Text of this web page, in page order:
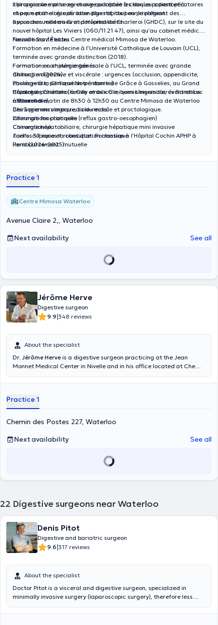
chirurgicale moins agressive qui réduit les douleurs postopératoires
et permet une récupération plus rapide pour le patient.
Il propose une prise en charge adaptée à chaque patient et à
chaque pathologie du tube digestif, tout en privilégiant des
approches modernes et personnalisées.
Il vous accueille au Grand Hôpital de Charleroi (GHDC), sur le site du
nouvel hôpital Les Viviers (060/11 21 47), ainsi qu’au cabinet médical
Neuville Santé et au Centre médical Mimosa de Waterloo.
Formations / Études
Formation en médecine à l’Université Catholique de Louvain (UCL),
terminée avec grande distinction (2018).
Formation en chirurgie générale à l’UCL, terminée avec grande
distinction (2024).
Passage à la Clinique Notre dame de Grâce à Gosselies, au Grand
Hôpital de Charleroi à Gilly et aux Cliniques Universitaires Saint-Luc
à Bruxelles
Formations complémentaires
Chirurgie digestive et viscérale : urgences (occlusion, appendicite,
cholécystite, perforation-péritonite)
Chirurgie pariétale (hernie ombilicale, hernie inguinale, éventration
abdominale),
Chirurgie oncologique, colo-rectale et proctologique.
Chirurgie fonctionnelle (reflux gastro-oesophagien)
Chirurgie hépatobiliaire, chirurgie hépatique mini invasive
coelioscopique et robotique : Formation à l’Hôpital Cochin APHP à
Paris (2024-2025).
parathyroides, chirurgie des glandes surrénales : Formation à
chirurgie endocrinienne) (2024-2025).
Horaires
- Mercredi matin de 8h30 à 12h30 au Centre Mimosa de Waterloo
(les 3 premiers mercredis du mois)
Informations pratiques
Conventionné
Tarifs : 37 euros la consultation classique
Remboursement : mutuelle
Practice 1
Centre Mimosa Waterloo
Avenue Claire 2,, Waterloo
Next availability
See all
Jérôme Herve
Digestive surgeon
9.9|348 reviews
About the specialist
Dr. Jérôme Herve is a digestive surgeon practicing at the Jean
Monnet Medical Center in Nivelle and in his office located at Chemin
specialized in surgery at the University of Liege in 2007.
Practice 1
Chemin des Postes 227, Waterloo
Next availability
See all
22 Digestive surgeons near Waterloo
Denis Pitot
Digestive and bariatric surgeon
9.6|317 reviews
About the specialist
Doctor Pitot is a visceral and digestive surgeon, specialized in
minimally invasive surgery (laparoscopic surgery), therefore less
Charleroi at the CHIREC Hospital in Braine l'Alleud-Waterloo, in